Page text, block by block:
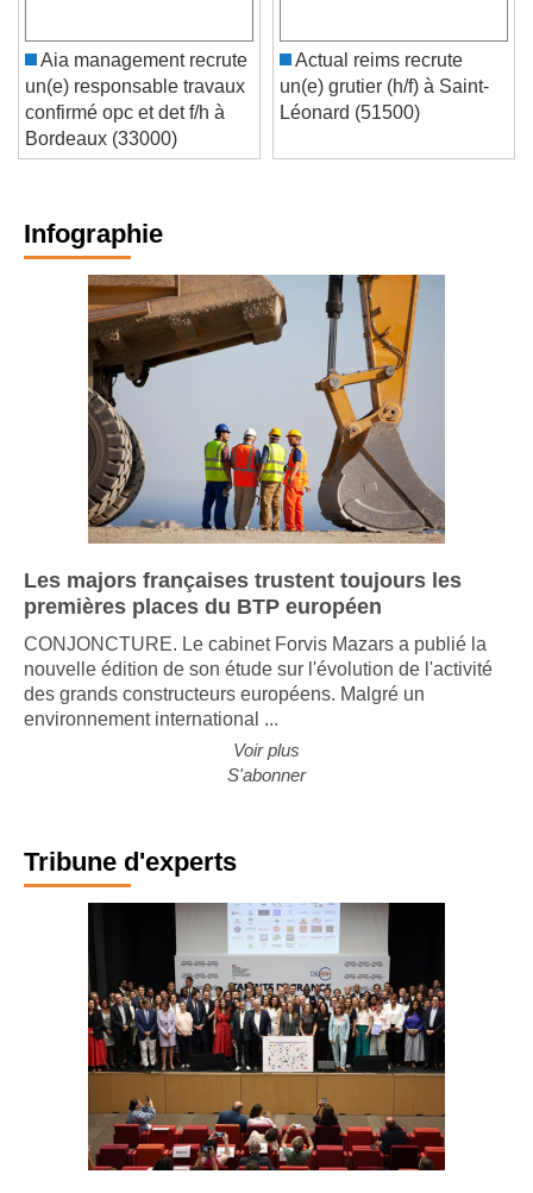
Aia management recrute
un(e) responsable travaux
confirmé opc et det f/h à
Bordeaux (33000)
Actual reims recrute
un(e) grutier (h/f) à Saint-
Infographie
Les majors françaises trustent toujours les
premières places du BTP européen
CONJONCTURE. Le cabinet Forvis Mazars a publié la
nouvelle édition de son étude sur l'évolution de l'activité
des grands constructeurs européens. Malgré un
Voir plus
Tribune d'experts